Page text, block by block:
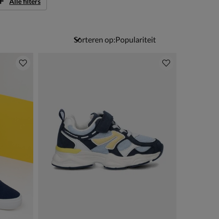
Sorteren op: